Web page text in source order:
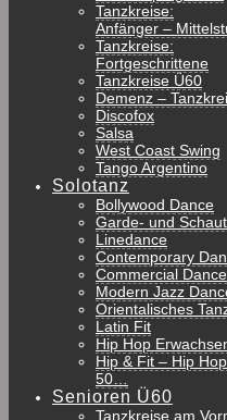
Tanzkreise:
Anfänger –
Tanzkreise:
Fortgeschrittene
Tanzkreise Ü60
Demenz –
Discofox
Salsa
West Coast Swing
Tango Argentino
Solotanz
Bollywood Dance
Garde- und
Linedance
Contemporary
Commercial Dance
Modern Jazz
Orientalisches
Latin Fit
Hip Hop
Hip & Fit – Hip
50…
Senioren Ü60
Tanzkreise am